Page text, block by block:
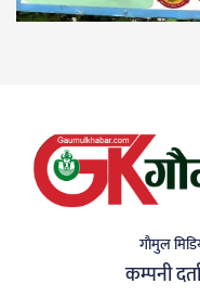
गाैमुल
कम्पनी